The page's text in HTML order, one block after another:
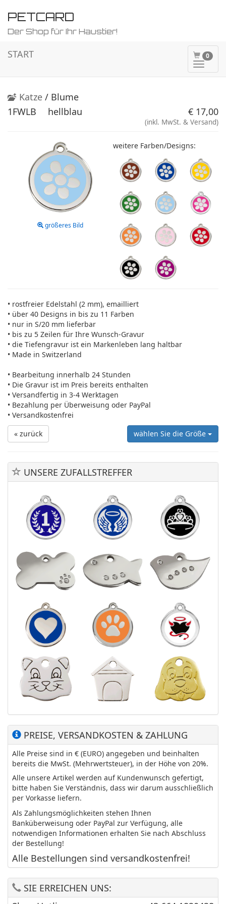
PETCARD
Der Shop für Ihr Haustier!
0
ein-/
START
Katze / Blume
1FWLB
hellblau € 17,00
(inkl. MwSt. & Versand)
größeres Bild
weitere Farben/Designs:
• rostfreier Edelstahl (2 mm), emailliert
• über 40 Designs in bis zu 11 Farben
• nur in S/20 mm lieferbar
• bis zu 5 Zeilen für Ihre Wunsch-Gravur
• die Tiefengravur ist ein Markenleben lang haltbar
• Made in Switzerland
• Bearbeitung innerhalb 24 Stunden
• Die Gravur ist im Preis bereits enthalten
• Versandfertig in 3-4 Werktagen
• Bezahlung per Überweisung oder PayPal
• Versandkostenfrei
« zurück
wählen Sie die Größe
UNSERE ZUFALLSTREFFER
PREISE, VERSANDKOSTEN & ZAHLUNG
Alle Preise sind in € (EURO) angegeben und beinhalten
bereits die MwSt. (Mehrwertsteuer), in der Höhe von 20%.
Alle unsere Artikel werden auf Kundenwunsch gefertigt,
bitte haben Sie Verständnis, dass wir darum ausschließlich
per Vorkasse liefern.
Als Zahlungsmöglichkeiten stehen Ihnen
Banküberweisung oder PayPal zur Verfügung, alle
notwendigen Informationen erhalten Sie nach Abschluss
der Bestellung!
Alle Bestellungen sind versandkostenfrei!
SIE ERREICHEN UNS: